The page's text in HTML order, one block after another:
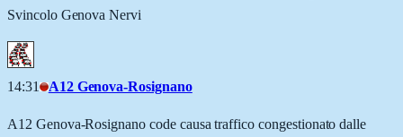
Svincolo Genova Nervi
14:31 A12 Genova-Rosignano
A12 Genova-Rosignano code causa traffico congestionato dalle